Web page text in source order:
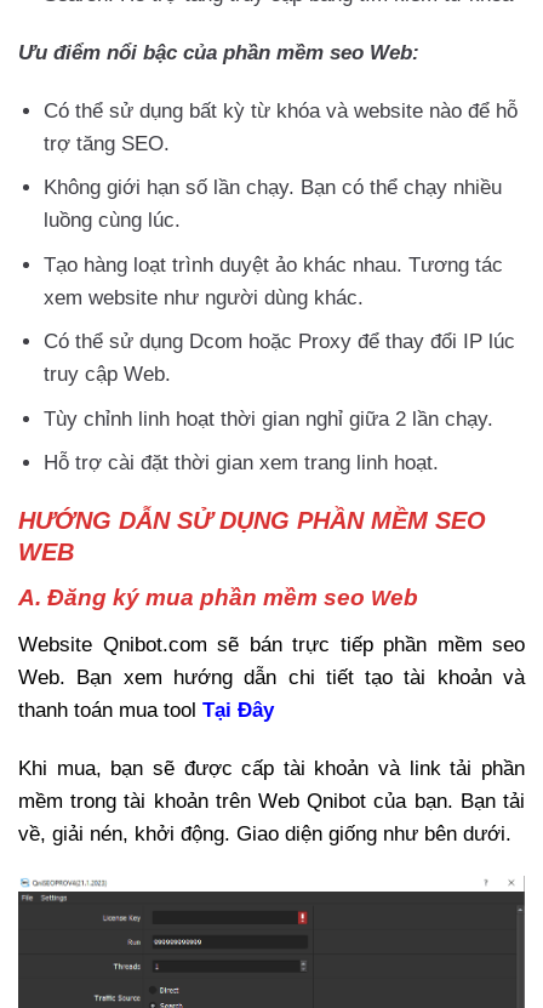
Ưu điểm nổi bậc của phần mềm seo Web:
Có thể sử dụng bất kỳ từ khóa và website nào để hỗ
trợ tăng SEO.
Không giới hạn số lần chạy. Bạn có thể chạy nhiều
luồng cùng lúc.
Tạo hàng loạt trình duyệt ảo khác nhau. Tương tác
xem website như người dùng khác.
Có thể sử dụng Dcom hoặc Proxy để thay đổi IP lúc
truy cập Web.
Tùy chỉnh linh hoạt thời gian nghỉ giữa 2 lần chạy.
Hỗ trợ cài đặt thời gian xem trang linh hoạt.
HƯỚNG DẪN SỬ DỤNG PHẦN MỀM SEO
WEB
A. Đăng ký mua phần mềm seo Web
Website Qnibot.com sẽ bán trực tiếp phần mềm seo
Web. Bạn xem hướng dẫn chi tiết tạo tài khoản và
thanh toán mua tool Tại Đây
Khi mua, bạn sẽ được cấp tài khoản và link tải phần
mềm trong tài khoản trên Web Qnibot của bạn. Bạn tải
về, giải nén, khởi động. Giao diện giống như bên dưới.